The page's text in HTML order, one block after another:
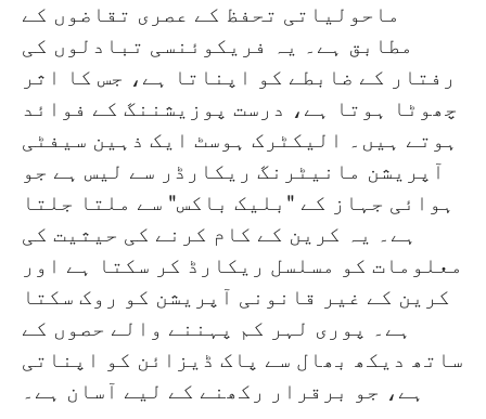
ماحولیاتی تحفظ کے عصری تقاضوں کے
مطابق ہے۔ یہ فریکوئنسی تبادلوں کی
رفتار کے ضابطے کو اپناتا ہے، جس کا اثر
چھوٹا ہوتا ہے، درست پوزیشننگ کے فوائد
ہوتے ہیں۔ الیکٹرک ہوسٹ ایک ذہین سیفٹی
آپریشن مانیٹرنگ ریکارڈر سے لیس ہے جو
ہوائی جہاز کے "بلیک باکس" سے ملتا جلتا
ہے۔ یہ کرین کے کام کرنے کی حیثیت کی
معلومات کو مسلسل ریکارڈ کر سکتا ہے اور
کرین کے غیر قانونی آپریشن کو روک سکتا
ہے۔ پوری لہر کم پہننے والے حصوں کے
ساتھ دیکھ بھال سے پاک ڈیزائن کو اپناتی
ہے، جو برقرار رکھنے کے لیے آسان ہے۔